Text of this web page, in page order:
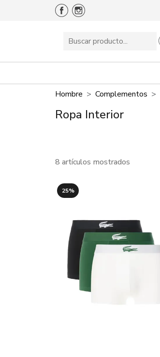
Hombre Complementos
Ropa Interior
8 artículos mostrados
25%